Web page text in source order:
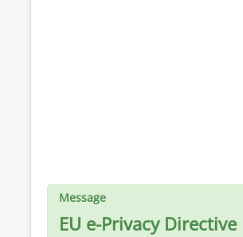
Message
EU e-Privacy Directive